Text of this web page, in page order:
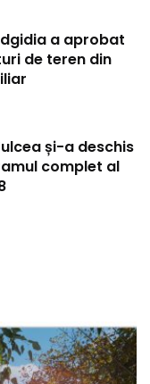
a aprobat
de teren din
și-a deschis
complet al